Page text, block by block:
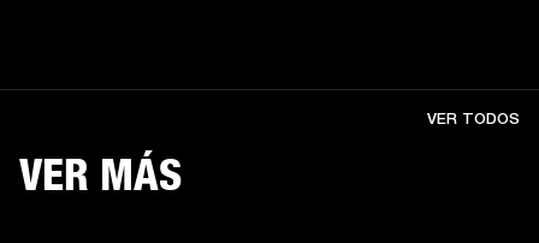
VER MÁS
VER TODOS